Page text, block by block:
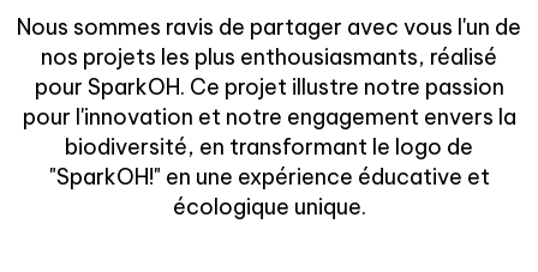
Nous sommes ravis de partager avec vous l'un de
nos projets les plus enthousiasmants, réalisé
pour SparkOH. Ce projet illustre notre passion
pour l'innovation et notre engagement envers la
biodiversité, en transformant le logo de
"SparkOH!" en une expérience éducative et
écologique unique.